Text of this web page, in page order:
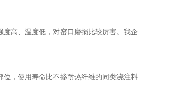
高、温度低，对窑口磨损比较厉害。我企
，使用寿命比不掺耐热纤维的同类浇注料